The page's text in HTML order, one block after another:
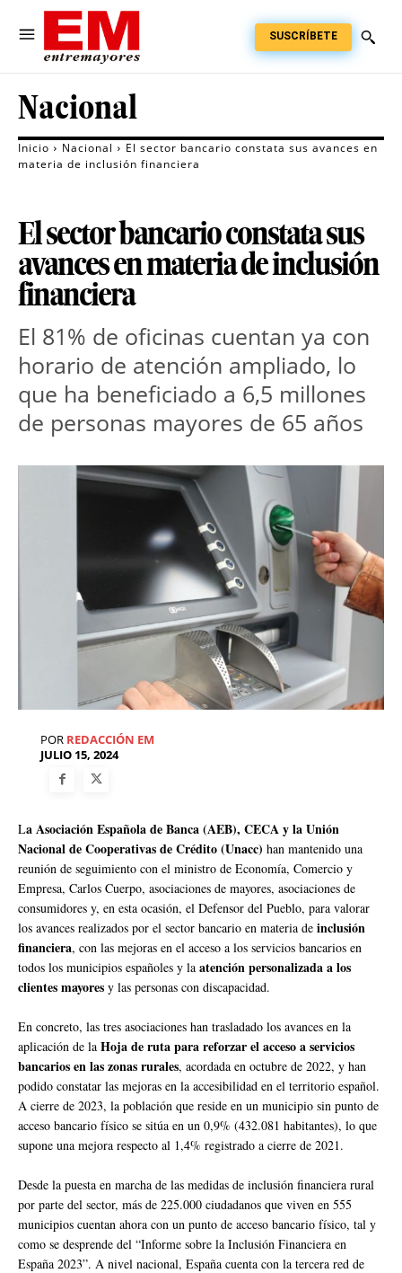
SUSCRÍBETE
Nacional
Inicio Nacional
El sector bancario constata sus avances en
materia de inclusión financiera
El sector bancario constata sus
avances en materia de inclusión
financiera
El 81% de oficinas cuentan ya con
horario de atención ampliado, lo
que ha beneficiado a 6,5 millones
de personas mayores de 65 años
POR REDACCIÓN EM
JULIO 15, 2024
La Asociación Española de Banca (AEB), CECA y la Unión
Nacional de Cooperativas de Crédito (Unacc) han mantenido una
reunión de seguimiento con el ministro de Economía, Comercio y
Empresa, Carlos Cuerpo, asociaciones de mayores, asociaciones de
consumidores y, en esta ocasión, el Defensor del Pueblo, para valorar
los avances realizados por el sector bancario en materia de inclusión
financiera, con las mejoras en el acceso a los servicios bancarios en
todos los municipios españoles y la atención personalizada a los
clientes mayores y las personas con discapacidad.
En concreto, las tres asociaciones han trasladado los avances en la
aplicación de la Hoja de ruta para reforzar el acceso a servicios
bancarios en las zonas rurales, acordada en octubre de 2022, y han
podido constatar las mejoras en la accesibilidad en el territorio español.
A cierre de 2023, la población que reside en un municipio sin punto de
acceso bancario físico se sitúa en un 0,9% (432.081 habitantes), lo que
supone una mejora respecto al 1,4% registrado a cierre de 2021.
Desde la puesta en marcha de las medidas de inclusión financiera rural
por parte del sector, más de 225.000 ciudadanos que viven en 555
municipios cuentan ahora con un punto de acceso bancario físico, tal y
como se desprende del “Informe sobre la Inclusión Financiera en
España 2023”. A nivel nacional, España cuenta con la tercera red de